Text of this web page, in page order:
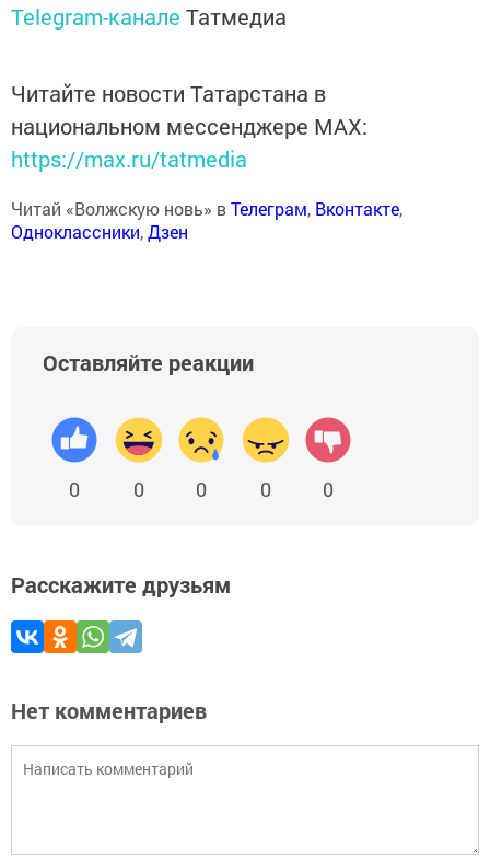
Telegram-канале Татмедиа
Читайте новости Татарстана в
национальном мессенджере MАХ:
https://max.ru/tatmedia
Читай «Волжскую новь» вТелеграм, Вконтакте,
Одноклассники,Дзен
Оставляйте реакции
0 0 0 0 0
Расскажите друзьям
Нет комментариев